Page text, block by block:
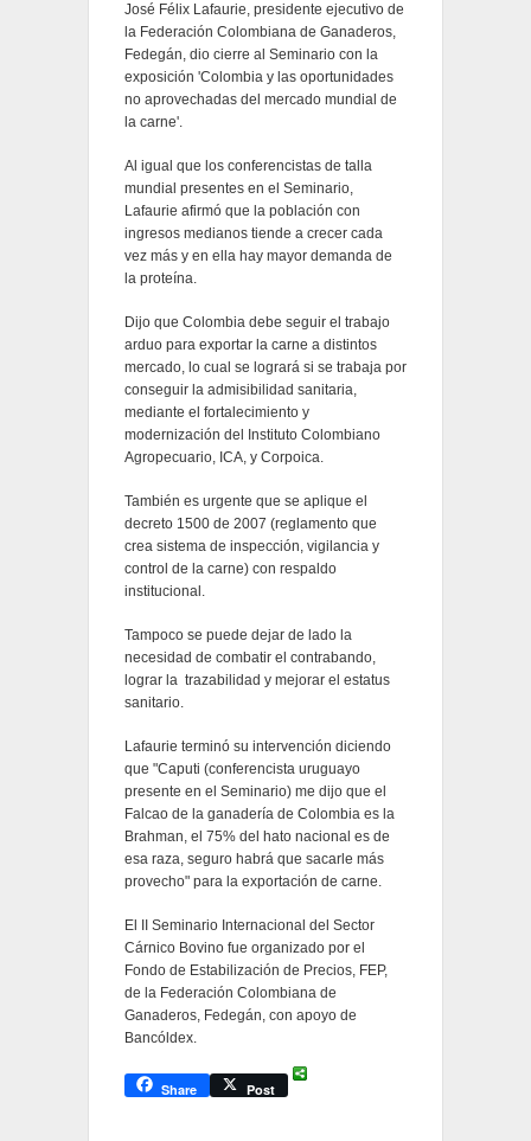
José Félix Lafaurie, presidente ejecutivo de
la Federación Colombiana de Ganaderos,
Fedegán, dio cierre al Seminario con la
exposición 'Colombia y las oportunidades
no aprovechadas del mercado mundial de
la carne'.
Al igual que los conferencistas de talla
mundial presentes en el Seminario,
Lafaurie afirmó que la población con
ingresos medianos tiende a crecer cada
vez más y en ella hay mayor demanda de
la proteína.
Dijo que Colombia debe seguir el trabajo
arduo para exportar la carne a distintos
mercado, lo cual se logrará si se trabaja por
conseguir la admisibilidad sanitaria,
mediante el fortalecimiento y
modernización del Instituto Colombiano
Agropecuario, ICA, y Corpoica.
También es urgente que se aplique el
decreto 1500 de 2007 (reglamento que
crea sistema de inspección, vigilancia y
control de la carne) con respaldo
institucional.
Tampoco se puede dejar de lado la
necesidad de combatir el contrabando,
lograr la trazabilidad y mejorar el estatus
sanitario.
Lafaurie terminó su intervención diciendo
que "Caputi (conferencista uruguayo
presente en el Seminario) me dijo que el
Falcao de la ganadería de Colombia es la
Brahman, el 75% del hato nacional es de
esa raza, seguro habrá que sacarle más
provecho" para la exportación de carne.
El II Seminario Internacional del Sector
Cárnico Bovino fue organizado por el
Fondo de Estabilización de Precios, FEP,
de la Federación Colombiana de
Ganaderos, Fedegán, con apoyo de
Bancóldex.
Share Post